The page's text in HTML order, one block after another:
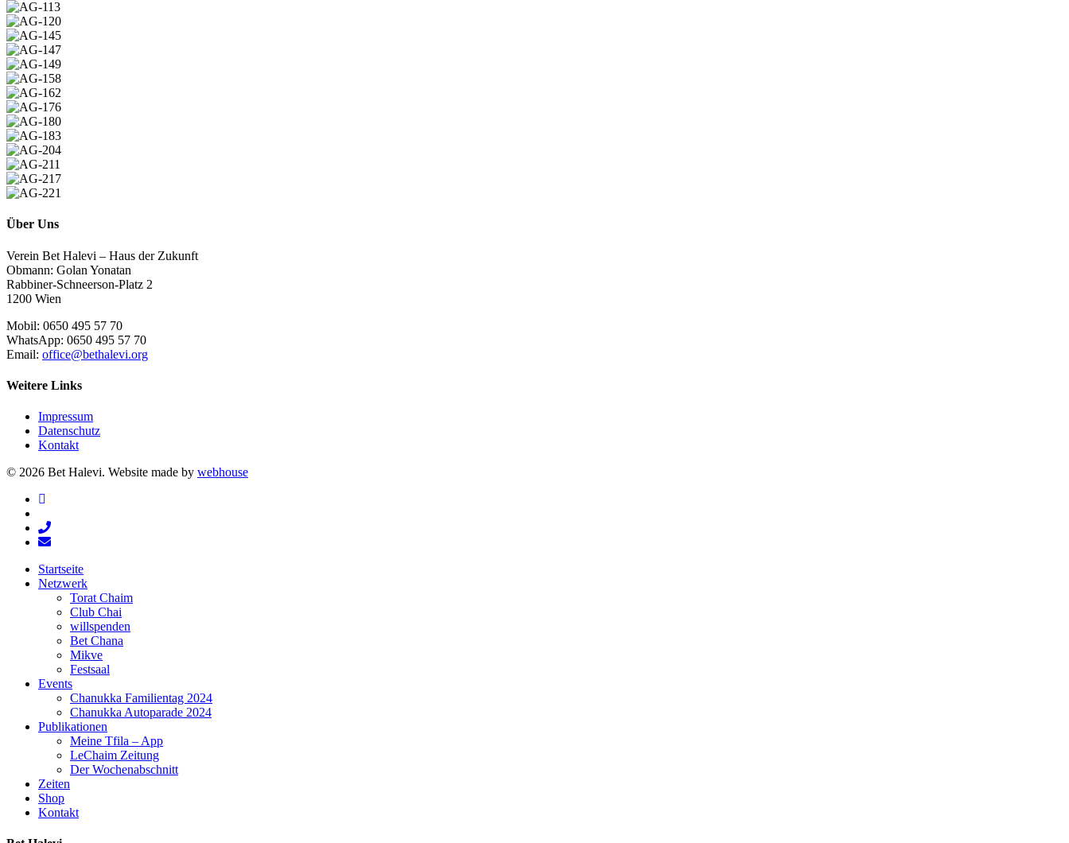
106
AG-
110
AG-
113
AG-
120
AG-
145
AG-
147
AG-
149
AG-
158
AG-
162
AG-
176
AG-
180
AG-
183
AG-
204
AG-
211
AG-
221
Über Uns
Verein Bet Halevi – Haus der Zukunft
Obmann: Golan Yonatan
Rabbiner-Schneerson-Platz 2
1200 Wien
Mobil: 0650 495 57 70
WhatsApp: 0650 495 57 70
Email: office@bethalevi.org
Weitere Links
Impressum
Datenschutz
Kontakt
© 2026 Bet Halevi. Website made by webhouse
facebook
phone
email
Close
Menu
Startseite
Netzwerk
Torat Chaim
Club Chai
willspenden
Bet Chana
Mikve
Festsaal
Events
Chanukka Familientag 2024
Chanukka Autoparade 2024
Publikationen
Meine Tfila – App
LeChaim Zeitung
Der Wochenabschnitt
Zeiten
Shop
Kontakt